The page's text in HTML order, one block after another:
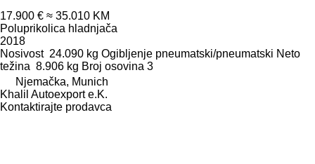
17.900 € ≈ 35.010 KM
Poluprikolica hladnjača
2018
Nosivost 24.090 kg Ogibljenje pneumatski/pneumatski Neto
težina 8.906 kg Broj osovina 3
Njemačka, Munich
Khalil Autoexport e.K.
Kontaktirajte prodavca